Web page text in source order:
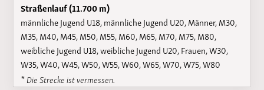
Straßenlauf (11.700 m)
männliche Jugend U18, männliche Jugend U20, Männer, M30,
M35, M40, M45, M50, M55, M60, M65, M70, M75, M80,
weibliche Jugend U18, weibliche Jugend U20, Frauen, W30,
W35, W40, W45, W50, W55, W60, W65, W70, W75, W80
* Die Strecke ist vermessen.